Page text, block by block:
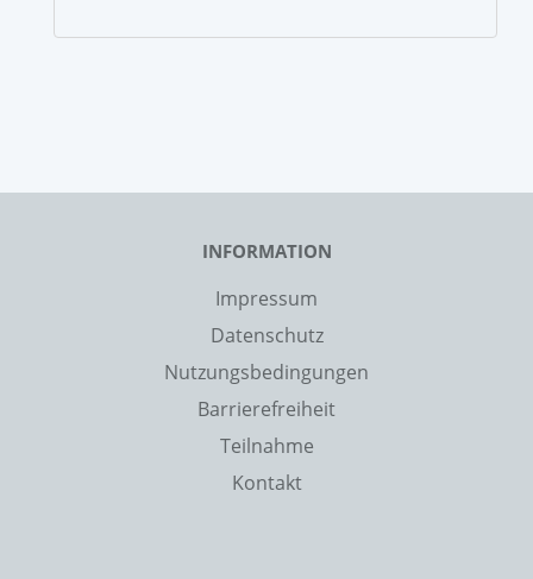
INFORMATION
Impressum
Datenschutz
Nutzungsbedingungen
Barrierefreiheit
Teilnahme
Kontakt